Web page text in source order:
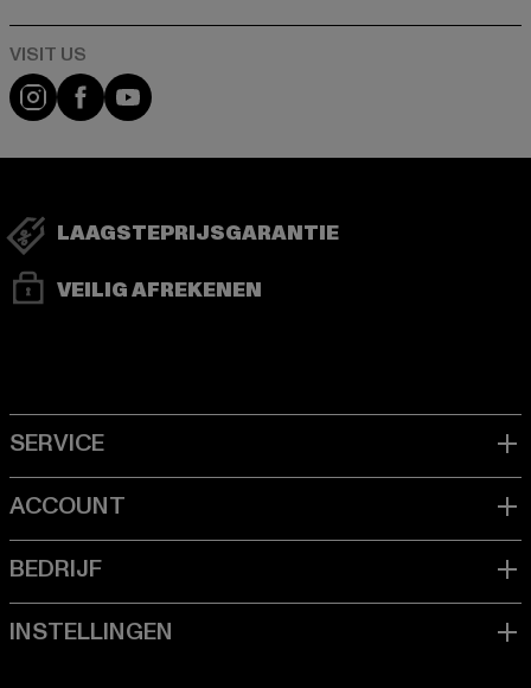
Visit our Instagram page:
Visit our Facebook page:
Visit our YouTube channel:
LAAGSTEPRIJSGARANTIE
VEILIG AFREKENEN